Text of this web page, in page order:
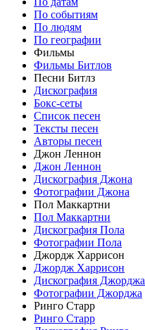
По событиям
По людям
По географии
Фильмы
Фильмы Битлов
Песни Битлз
Дискография
Бокс-сеты
Список песен
Тексты песен
Авторы песен
Джон Леннон
Джон Леннон
Дискография Джона
Фотографии Джона
Пол Маккартни
Пол Маккартни
Дискография Пола
Фотографии Пола
Джордж Харрисон
Джордж Харрисон
Дискография Джорджа
Фотографии Джорджа
Ринго Старр
Ринго Старр